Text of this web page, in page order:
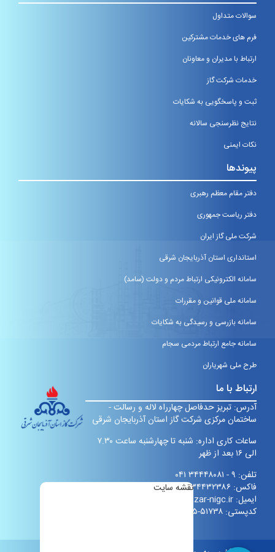
سوالات متداول
فرم های خدمات مشترکین
ارتباط با مدیران و معاونان
خدمات شرکت گاز
ثبت و پاسخگویی به شکایات
نتایج نظرسنجی سالانه
نکات ایمنی
پیوندها
دفتر مقام معظم رهبری
دفتر ریاست جمهوری
شرکت ملی گاز ایران
استانداری استان آذربایجان شرقی
سامانه الکترونیکی ارتباط مردم و دولت (سامد)
سامانه ملی قوانین و مقررات
سامانه بازرسی و رسیدگی به شکایات
سامانه جامع ارتباط مردمی سجام
طرح ملی شهریاران
ارتباط با ما
آدرس: تبریز حدفاصل چهارراه لاله و رسالت -
ساختمان مرکزی شرکت گاز استان آذربایجان شرقی
ساعات کاری اداره: شنبه تا چهارشنبه ساعت ۷.۳۰
الی ۱۶ بعد از ظهر
تلفن: ۹ - ۳۴۴۴۸۰۸۱ ۰۴۱
فاکس: ۳۴۴۳۲۳۸۶ ۰۴۱
ایمیل: info@eazar-nigc.ir
کدپستی: ۵۱۷۳۸-۶۱۹۹۵
نقشه سایت